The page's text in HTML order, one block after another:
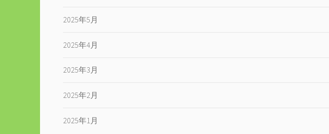
2025年5月
2025年4月
2025年3月
2025年2月
2025年1月